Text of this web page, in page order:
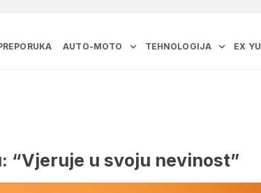
AUTO-MOTO TEHNOLOGIJA EX YU
“Vjeruje u svoju nevinost”